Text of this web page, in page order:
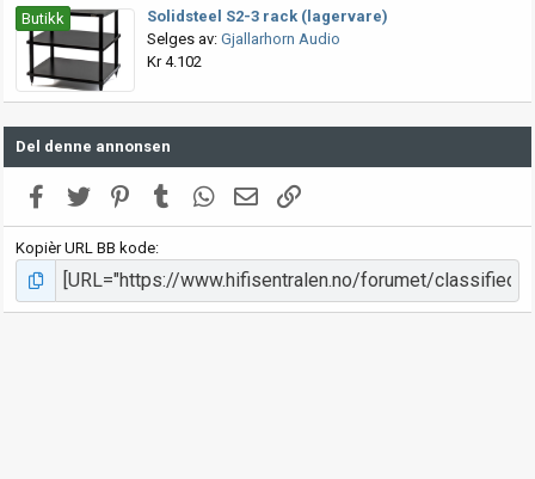
Butikk
Solidsteel S2-3 rack (lagervare)
Selges av: Gjallarhorn Audio
Kr 4.102
Del denne annonsen
Facebook
Twitter PinterestTumblr WhatsApp
E-postLink
Kopièr URL BB kode